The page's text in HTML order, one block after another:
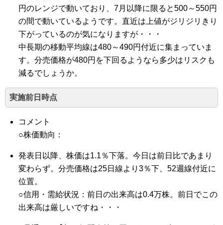
円のレンジで動いており、7月以降に限ると500～550円
の間で動いているようです。直近は上値がジリジリきり
下がっているのが気になりますが・・・
中長期の移動平均線は480～490円付近に集まっていま
す。分売価格が480円を下回るようなら多少はリスクも
減るでしょうか。
実施前日時点
コメント
○株価動向：
発表日以降、株価は1.1％下落。今日は前日比であまり
変わらず。分売価格は25日線より3％下、52週線付近に
位置。
○信用・需給状況：前日の出来高は0.4万株。前日でこの
出来高は厳しいですね・・・